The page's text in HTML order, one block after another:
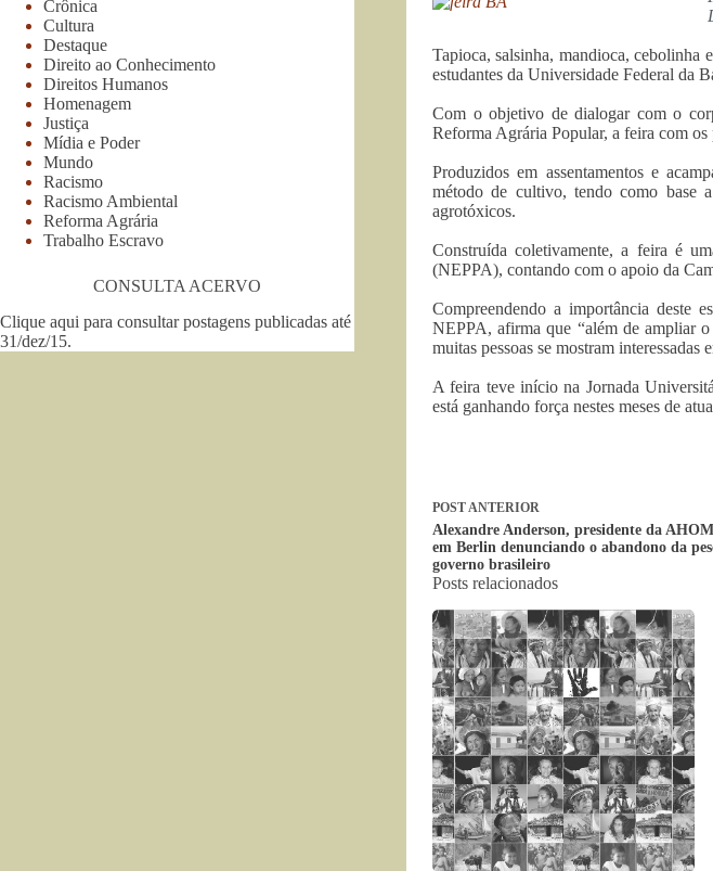
Tapioca, salsinha, mandioca, cebolinha
estudantes da Universidade Federal da
Com o objetivo de dialogar com o
Reforma Agrária Popular, a feira com os
Produzidos em assentamentos e
método de cultivo, tendo como base
agrotóxicos.
Construída coletivamente, a feira é
(NEPPA), contando com o apoio da
Compreendendo a importância deste
NEPPA, afirma que “além de ampliar
muitas pessoas se mostram
A feira teve início na Jornada
está ganhando força nestes meses de
POSTANTERIOR
Alexandre Anderson, presidente da
em Berlin denunciando o abandono da
governo brasileiro
Posts relacionados
Crônica
Cultura
Destaque
Direito ao Conhecimento
Direitos Humanos
Homenagem
Justiça
Mídia e Poder
Mundo
Racismo
Racismo Ambiental
Reforma Agrária
Trabalho Escravo
CONSULTA ACERVO
Clique aqui para consultar postagens publicadas até
31/dez/15.